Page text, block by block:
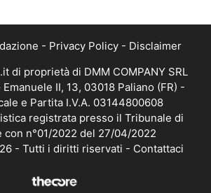
- Privacy Policy - Disclaimer
di proprietà di DMM COMPANY SRL
II, 13, 03018 Paliano (FR) -
e Partita I.V.A. 03144800608
registrata presso il Tribunale di
con n°01/2022 del 27/04/2022
- Tutti i diritti riservati - Contattaci